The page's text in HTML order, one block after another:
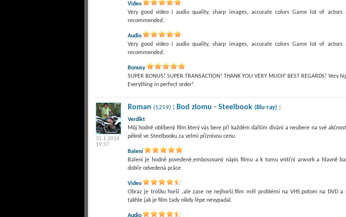
Video
Very good video i audio quality, sharp images, accurate colors Game lot of
recommended.
Audio
Very good video i audio quality, sharp images, accurate colors Game lot of
recommended.
Bonusy
SUPER BONUS! SUPER TRANSACTION! THANK YOU VERY MUCH! BEST REGARDS! Very
Everything in perfect order!
31.1.2014
19:37
Roman (5259) : Bod zlomu - Steelbook (Blu-ray)|
Verdikt
Můj hodně oblíbený film,který vás bere při každém dalším dívání a neubere na své
pěkně ve Steelbooku za velmi příznivou cenu.
Balení
Balení je hodně povedené,embosovaný nápis filmu a k tomu vnitřní arwork a hlavně
dobře odvedená práce.
Video
Obraz je trošku horší ,ale zase ne nejhorší,film měl problémi na VHS,potom na DVD a
takhle jak je film tady nikdy lépe nevypadal.
Audio